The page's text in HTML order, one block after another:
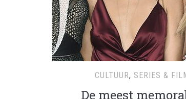
CULTUUR, SERIES &
De meest